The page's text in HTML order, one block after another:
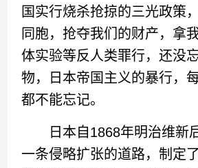
国实行烧杀抢掠的三光政策
同胞，抢夺我们的财产，拿
体实验等反人类罪行，还没
物，日本帝国主义的暴行，
都不能忘记。
日本自1868年明治维新
一条侵略扩张的道路，制定